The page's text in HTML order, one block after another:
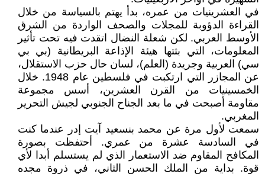
في العشرينيات من عمره، بدأ يهتم بالسياسة من خلال
القراءة الدؤوبة للمجلات والصحف الواردة من الشرق
الأوسط العربي. لكن شعلة النضال اتقدت فيه تحت تأثير
المعلومات، التي بثتها هيئة الإذاعة البريطانية (بي بي
سي) العربية وجريدة (العلم)، لسان حال حزب الاستقلال،
عن المجازر التي ارتكبت في فلسطين عام 1948. خلال
الخمسينيات من القرن العشرين، أسس مجموعة
مقاومة أصبحت في ما بعد الجناح الجنوبي لجيش التحرير
المغربي.
سمعت لأول مرة عن محمد بنسعيد آيت إدر عندما كنت
في السادسة عشرة من عمري. أحتفظت بصورة
المكافح المقاوم ضد الاستعمار الذي لم يستسلم أبدا لأي
قوة. بداية من الملك الحسن الثاني، في ذروة مجده